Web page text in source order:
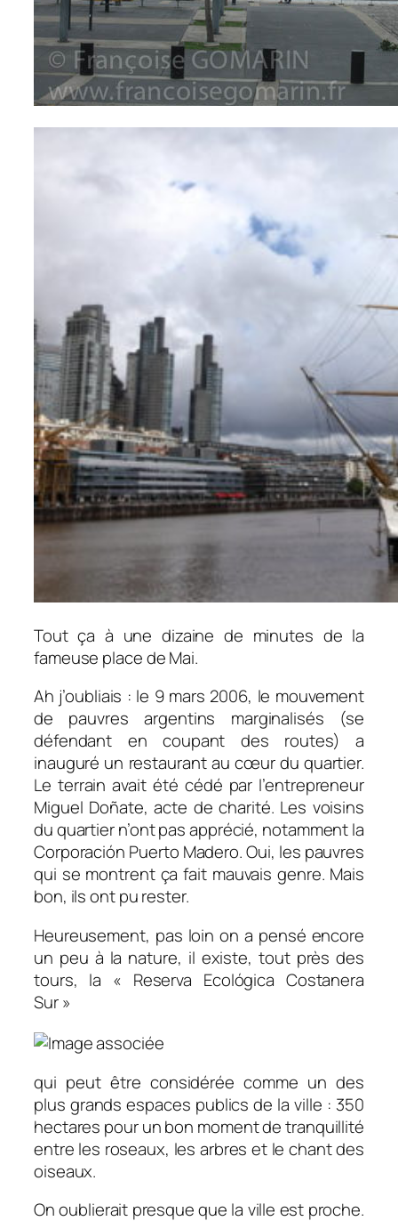
Tout ça à une dizaine de minutes de la
fameuse place de Mai.
Ah j’oubliais : le 9 mars 2006, le mouvement
de pauvres argentins marginalisés (se
défendant en coupant des routes) a
inauguré un restaurant au cœur du quartier.
Le terrain avait été cédé par l’entrepreneur
Miguel Doñate, acte de charité. Les voisins
du quartier n’ont pas apprécié, notamment la
Corporación Puerto Madero. Oui, les pauvres
qui se montrent ça fait mauvais genre. Mais
bon, ils ont pu rester.
Heureusement, pas loin on a pensé encore
un peu à la nature, il existe, tout près des
tours, la « Reserva Ecológica Costanera
Sur »
qui peut être considérée comme un des
plus grands espaces publics de la ville : 350
hectares pour un bon moment de tranquillité
entre les roseaux, les arbres et le chant des
oiseaux.
On oublierait presque que la ville est proche.